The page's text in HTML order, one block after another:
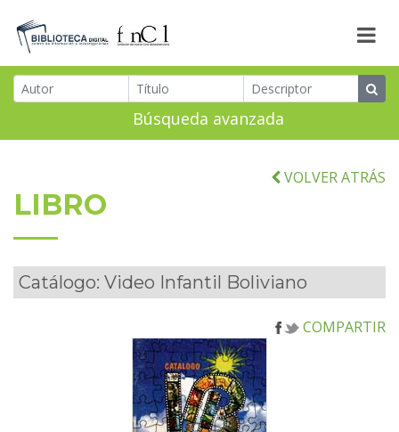
Búsqueda avanzada
VOLVER ATRÁS
LIBRO
Catálogo: Video Infantil Boliviano
COMPARTIR